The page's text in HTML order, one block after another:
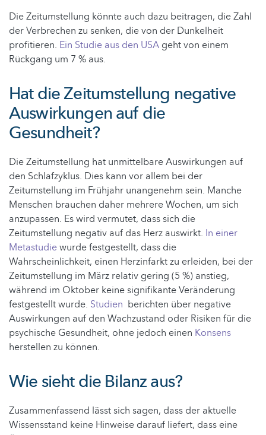
Die Zeitumstellung könnte auch dazu beitragen, die Zahl
der Verbrechen zu senken, die von der Dunkelheit
profitieren. Ein Studie aus den USA geht von einem
Rückgang um 7 % aus.
Hat die Zeitumstellung negative
Auswirkungen auf die
Gesundheit?
Die Zeitumstellung hat unmittelbare Auswirkungen auf
den Schlafzyklus. Dies kann vor allem bei der
Zeitumstellung im Frühjahr unangenehm sein. Manche
Menschen brauchen daher mehrere Wochen, um sich
anzupassen. Es wird vermutet, dass sich die
Zeitumstellung negativ auf das Herz auswirkt. In einer
Metastudiewurde festgestellt, dass die
Wahrscheinlichkeit, einen Herzinfarkt zu erleiden, bei der
Zeitumstellung im März relativ gering (5 %) anstieg,
während im Oktober keine signifikante Veränderung
festgestellt wurde. Studien berichten über negative
Auswirkungen auf den Wachzustand oder Risiken für die
psychische Gesundheit, ohne jedoch einen Konsens
herstellen zu können.
Wie sieht die Bilanz aus?
Zusammenfassend lässt sich sagen, dass der aktuelle
Wissensstand keine Hinweise darauf liefert, dass eine